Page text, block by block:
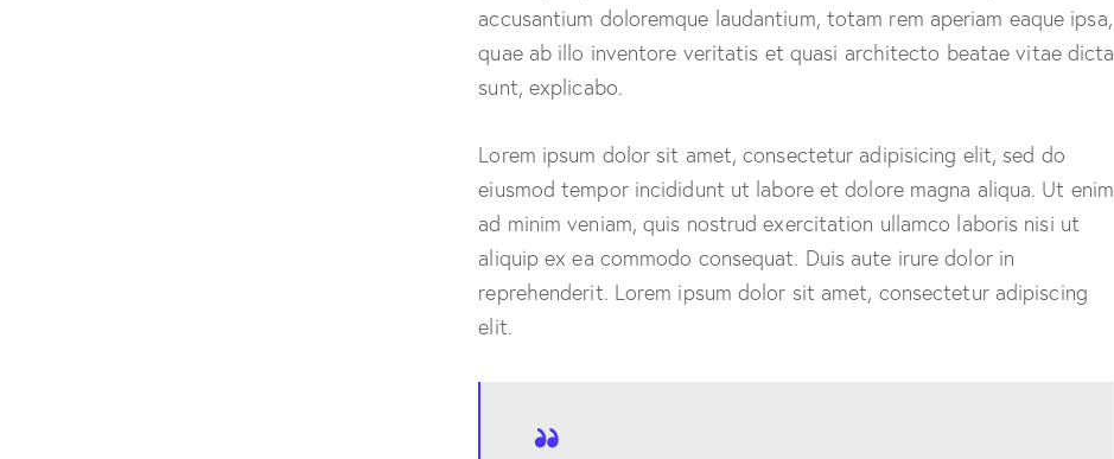
accusantium doloremque laudantium, totam rem aperiam eaque ipsa,
quae ab illo inventore veritatis et quasi architecto beatae vitae dicta
sunt, explicabo.
Lorem ipsum dolor sit amet, consectetur adipisicing elit, sed do
eiusmod tempor incididunt ut labore et dolore magna aliqua. Ut enim
ad minim veniam, quis nostrud exercitation ullamco laboris nisi ut
aliquip ex ea commodo consequat. Duis aute irure dolor in
reprehenderit. Lorem ipsum dolor sit amet, consectetur adipiscing
elit.